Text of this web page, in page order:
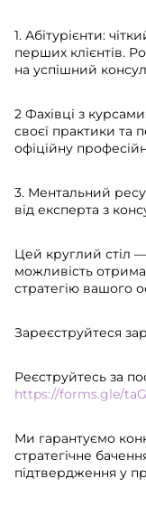
1. Абітурієнти:
перших клієнтів.
на успішний
2 Фахівці з
своєї практики та
офіційну
3. Ментальний
від експерта з
Цей круглий стіл
можливість
стратегію вашого
Зареєструйтеся
Реєструйтесь за
https://forms.gle/
Ми гарантуємо
стратегічне
підтвердження у